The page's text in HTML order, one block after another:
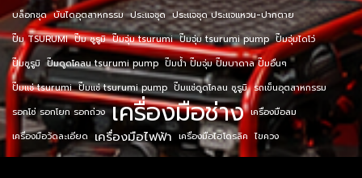
บล็อกชุด บันไดอุตสาหกรรม ประแจชุด ประแจชุด ประแจแหวน-ปากตาย
ปั๊ม TSURUMI ปั๊ม ซูรูมิ ปั๊มจุ่ม tsurumi ปั๊มจุ่ม tsurumi pump ปั๊มจุ่มไดโว่
ปั๊มซูรูมิ ปั๊มดูดโคลน tsurumi pump ปั๊มน้ำ ปั๊มจุ่ม ปั๊มบาดาล ปั๊มอื่นๆ
ปั๊มแช่ tsurumi ปั๊มแช่ tsurumi pump ปั๊มแช่ดูดโคลน ซูรูมิ รถเข็นอุตสาหกรรม
รอกโซ่ รอกโยก รอกถ่วง เครื่องมือช่าง เครื่องมือลม
เครื่องมือวัดละเอียด เครื่องมือไฟฟ้า เครื่องมือไฮโดรลิค ไขควง